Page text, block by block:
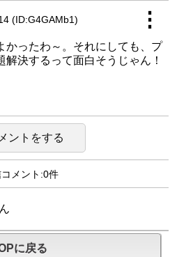
(ID:G4GAMb1) ⋮
かったわ～。それにしても、プ
決するって面白そうじゃん！
ントをする
メント:0件
に戻る